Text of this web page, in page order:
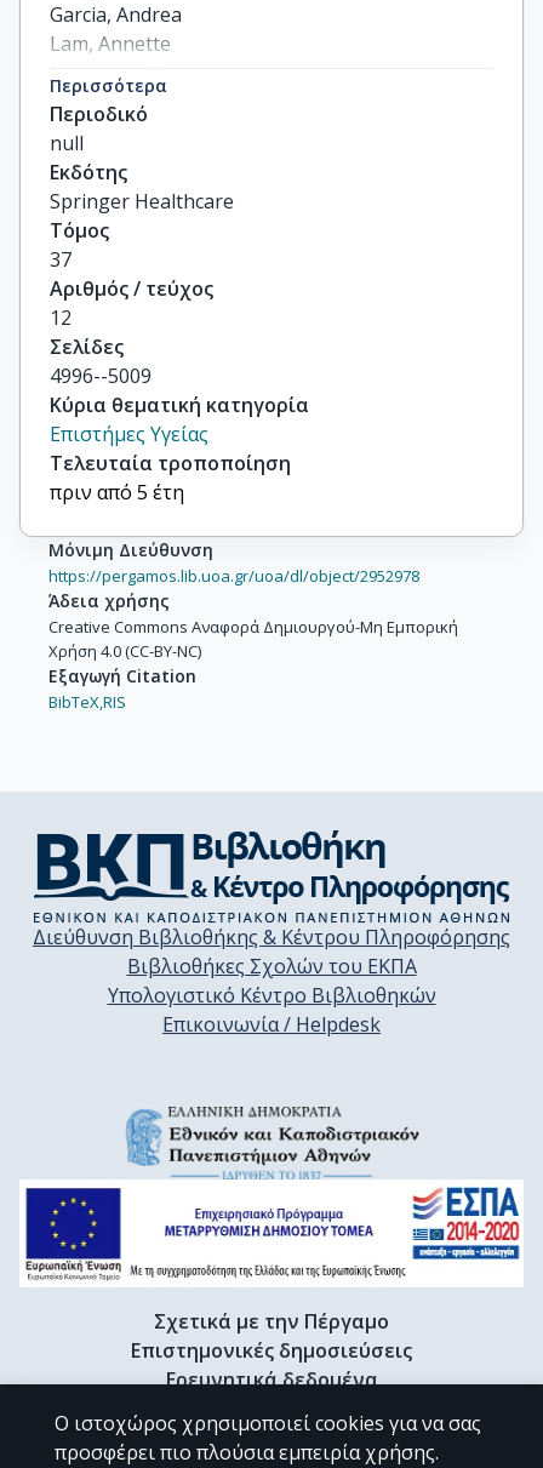
Garcia, Andrea
Lam, Annette
Machnicki, Gerardo
He, Jianming
others
Περισσότερα
Περιοδικό
null
Εκδότης
Springer Healthcare
Τόμος
37
Αριθμός / τεύχος
12
Σελίδες
4996--5009
Κύρια θεματική κατηγορία
Επιστήμες Υγείας
Τελευταία τροποποίηση
πριν από 5 έτη
Μόνιμη Διεύθυνση
https://pergamos.lib.uoa.gr/uoa/dl/object/2952978
Άδεια χρήσης
Creative Commons Αναφορά Δημιουργού-Μη Εμπορική
Χρήση 4.0 (CC-BY-NC)
Εξαγωγή Citation
BibTeX,RIS
Διεύθυνση Βιβλιοθήκης & Κέντρου Πληροφόρησης
Βιβλιοθήκες Σχολών του ΕΚΠΑ
Υπολογιστικό Κέντρο Βιβλιοθηκών
Επικοινωνία / Helpdesk
Σχετικά με την Πέργαμο
Επιστημονικές δημοσιεύσεις
Ερευνητικά δεδομένα
Διδακτορικές διατριβές & Γκρίζα βιβλιογραφία
Προφίλ Ερευνητή
Ο ιστοχώρος χρησιμοποιεί cookies για να σας
προσφέρει πιο πλούσια εμπειρία χρήσης.